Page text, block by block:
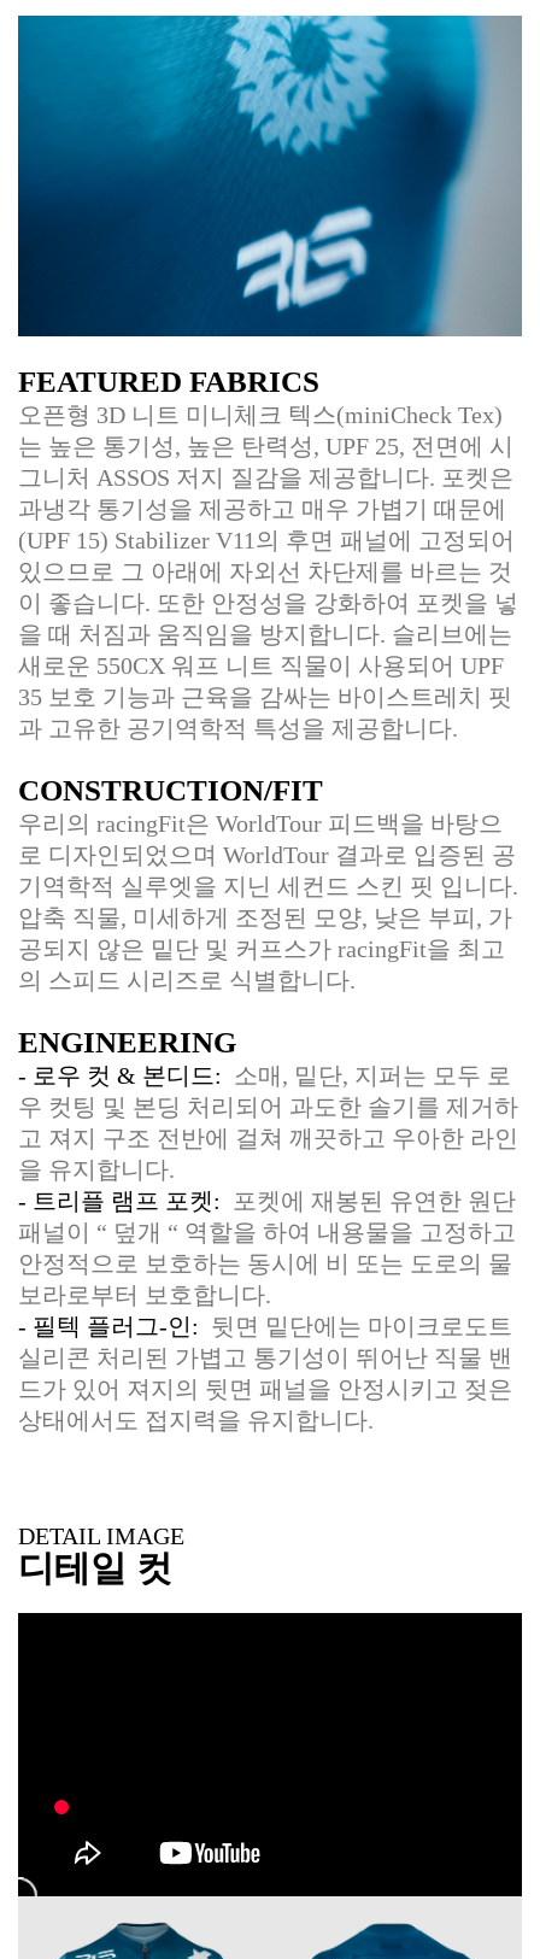
FEATURED FABRICS
오픈형 3D 니트 미니체크 텍스(miniCheck Tex)
는 높은 통기성, 높은 탄력성, UPF 25, 전면에 시
그니처 ASSOS 저지 질감을 제공합니다. 포켓은
과냉각 통기성을 제공하고 매우 가볍기 때문에
(UPF 15) Stabilizer V11의 후면 패널에 고정되어
있으므로 그 아래에 자외선 차단제를 바르는 것
이 좋습니다. 또한 안정성을 강화하여 포켓을 넣
을 때 처짐과 움직임을 방지합니다. 슬리브에는
새로운 550CX 워프 니트 직물이 사용되어 UPF
35 보호 기능과 근육을 감싸는 바이스트레치 핏
과 고유한 공기역학적 특성을 제공합니다.
CONSTRUCTION/FIT
우리의 racingFit은 WorldTour 피드백을 바탕으
로 디자인되었으며 WorldTour 결과로 입증된 공
기역학적 실루엣을 지닌 세컨드 스킨 핏 입니다.
압축 직물, 미세하게 조정된 모양, 낮은 부피, 가
공되지 않은 밑단 및 커프스가 racingFit을 최고
의 스피드 시리즈로 식별합니다.
ENGINEERING
- 로우 컷 & 본디드:
소매, 밑단, 지퍼는 모두 로
우 컷팅 및 본딩 처리되어 과도한 솔기를 제거하
고 져지 구조 전반에 걸쳐 깨끗하고 우아한 라인
을 유지합니다.
- 트리플 램프 포켓:
포켓에 재봉된 유연한 원단
패널이 “ 덮개 “ 역할을 하여 내용물을 고정하고
안정적으로 보호하는 동시에 비 또는 도로의 물
보라로부터 보호합니다.
- 필텍 플러그-인: 뒷면 밑단에는 마이크로도트
실리콘 처리된 가볍고 통기성이 뛰어난 직물 밴
드가 있어 져지의 뒷면 패널을 안정시키고 젖은
상태에서도 접지력을 유지합니다.
DETAIL IMAGE
디테일 컷